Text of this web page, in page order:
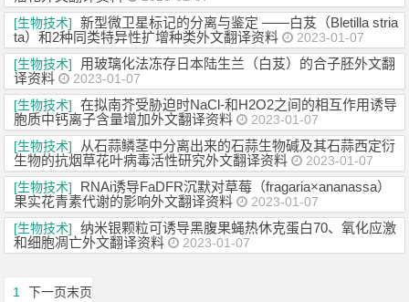
[生物技术]
新型微卫星标记的分离与鉴定 ——白芨（Bletilla stria
ta）和2种同类特异性扩增种类外文翻译资料
2023-01-07
[生物技术]
用玻璃化法冻存日本陆生兰（白芨）的合子胚外文翻
译资料
2023-01-07
[生物技术]
在拟南芥受胁迫时NaCl-和H2O2之间的相互作用诱导
胞质中钙离子含量增加外文翻译资料
2023-01-07
[生物技术]
从石蒜鳞茎中分离出来的石蒜生物碱及其石蒜西定衍
生物的抗烟草花叶病毒活性研究外文翻译资料
2023-01-07
[生物技术]
RNAi诱导FaDFR沉默对草莓（fragaria×ananassa）
果实花青素代谢的影响外文翻译资料
2023-01-07
[生物技术]
纳米银颗粒可诱导黑腹果蝇热休克蛋白70、氧化应激
和细胞凋亡外文翻译资料
2023-01-07
1 下一页末页